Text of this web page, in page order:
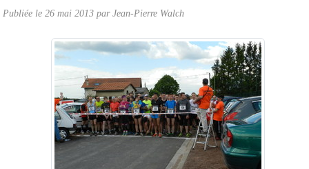
Publiée le 26 mai 2013 parJean-Pierre Walch